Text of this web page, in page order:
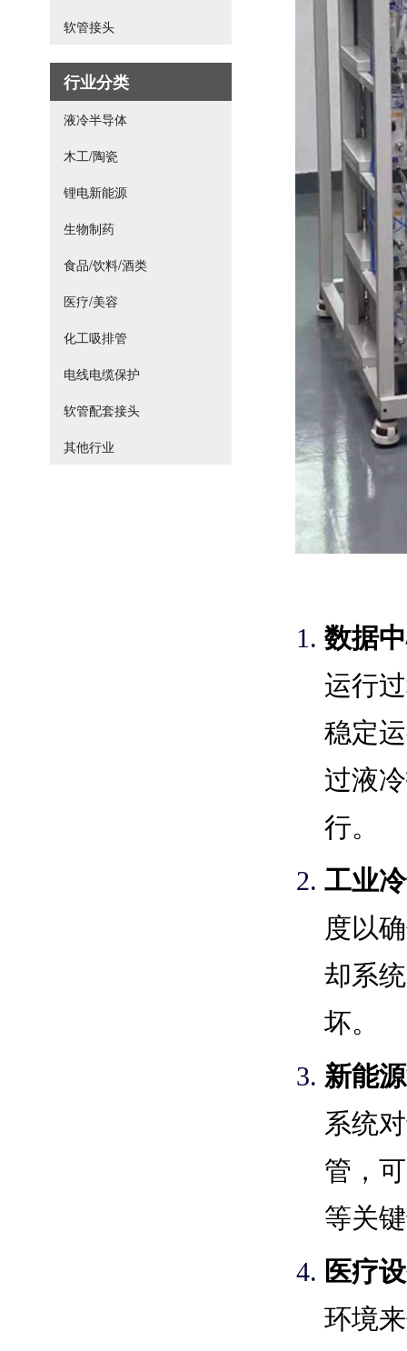
软管接头
行业分类
液冷半导体
木工/陶瓷
锂电新能源
生物制药
食品/饮料/酒类
医疗/美容
化工吸排管
电线电缆保护
软管配套接头
其他行业
数据
运行
稳定
过液
行。
工业
度以
却系
坏。
新能
系统
管，
等关
医疗
环境